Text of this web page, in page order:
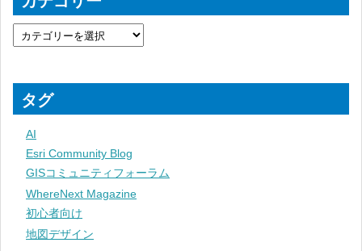
タグ
AI
Esri Community Blog
GISコミュニティフォーラム
WhereNext Magazine
初心者向け
地図デザイン